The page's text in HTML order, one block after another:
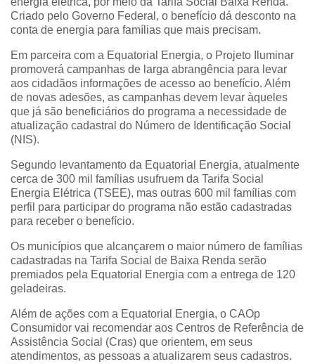
Criado pelo Governo Federal, o benefício dá desconto na
conta de energia para famílias que mais precisam.
Em parceira com a Equatorial Energia, o Projeto Iluminar
promoverá campanhas de larga abrangência para levar
aos cidadãos informações de acesso ao benefício. Além
de novas adesões, as campanhas devem levar àqueles
que já são beneficiários do programa a necessidade de
atualização cadastral do Número de Identificação Social
(NIS).
Segundo levantamento da Equatorial Energia, atualmente
cerca de 300 mil famílias usufruem da Tarifa Social
Energia Elétrica (TSEE), mas outras 600 mil famílias com
perfil para participar do programa não estão cadastradas
para receber o benefício.
Os municípios que alcançarem o maior número de famílias
cadastradas na Tarifa Social de Baixa Renda serão
premiados pela Equatorial Energia com a entrega de 120
geladeiras.
Além de ações com a Equatorial Energia, o CAOp
Consumidor vai recomendar aos Centros de Referência de
Assistência Social (Cras) que orientem, em seus
atendimentos, as pessoas a atualizarem seus cadastros.